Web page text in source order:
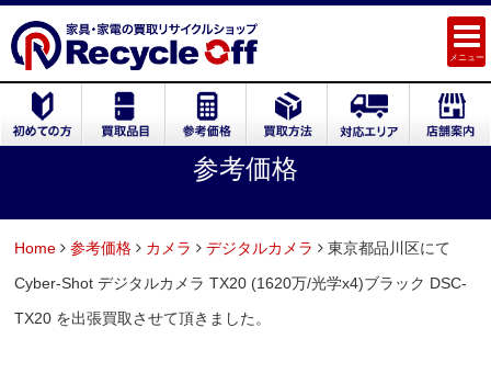
メニュー
参考価格
Home 参考価格 カメラ デジタルカメラ
東京都品川区にて
Cyber-Shot デジタルカメラ TX20 (1620万/光学x4)ブラック DSC-
TX20 を出張買取させて頂きました。